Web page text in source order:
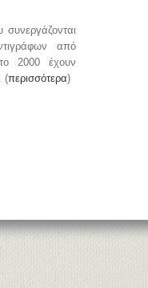
συνεργάζονται
από
2000 έχουν
(περισσότερα)